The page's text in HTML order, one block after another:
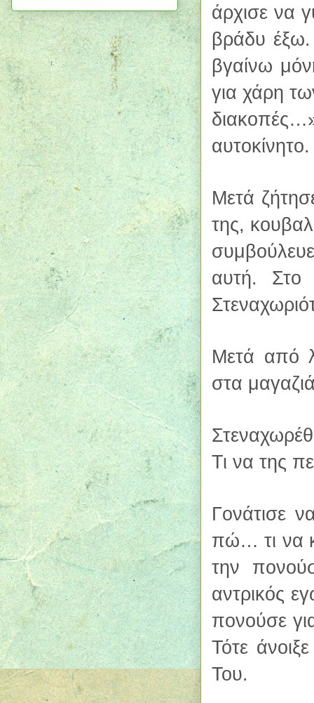
άρχισε να
βράδυ έξω.
βγαίνω
για χάρη
αυτοκίνητο.
Μετά
της,
αυτή. Στο
Μετά από
στα
Τι να της
Γονάτισε
πώ… τι να
την
αντρικός
πονούσε
Τότε
Του.